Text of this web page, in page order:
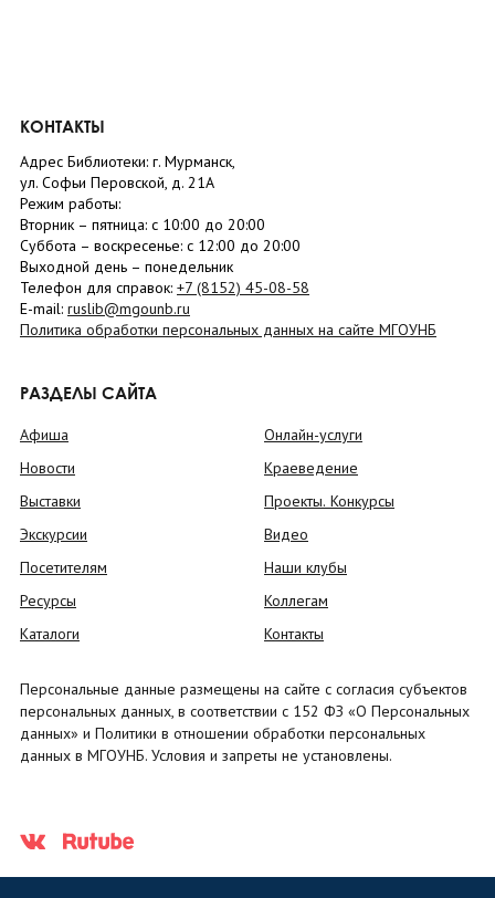
КОНТАКТЫ
Адрес Библиотеки: г. Мурманск,
ул. Софьи Перовской, д. 21А
Режим работы:
Вторник – пятница: с 10:00 до 20:00
Суббота – воскресенье: c 12:00 до 20:00
Выходной день – понедельник
Телефон для справок: +7 (8152) 45-08-58
E-mail: ruslib@mgounb.ru
Политика обработки персональных данных на сайте МГОУНБ
РАЗДЕЛЫ САЙТА
Афиша
Новости
Выставки
Экскурсии
Посетителям
Ресурсы
Каталоги
Онлайн-услуги
Краеведение
Проекты. Конкурсы
Видео
Наши клубы
Коллегам
Контакты
Персональные данные размещены на сайте с согласия субъектов
персональных данных, в соответствии с 152 ФЗ «О Персональных
данных» и Политики в отношении обработки персональных
данных в МГОУНБ. Условия и запреты не установлены.